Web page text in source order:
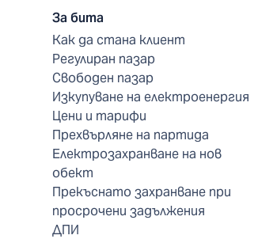
За бита
Как да стана клиент
Регулиран пазар
Свободен пазар
Изкупуване на електроенергия
Цени и тарифи
Прехвърляне на партида
Електрозахранване на нов
обект
Прекъснато захранване при
просрочени задължения
ДПИ